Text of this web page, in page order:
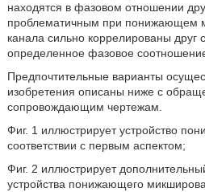
находятся в фазовом отношении
проблематичным при понижающем
канала сильно коррелированы друг
определенное фазовое
Предпочтительные варианты
изобретения описаны ниже с
сопровождающим чертежам.
Фиг. 1 иллюстрирует устройство
соответствии с первым аспектом;
Фиг. 2 иллюстрирует
устройства понижающего